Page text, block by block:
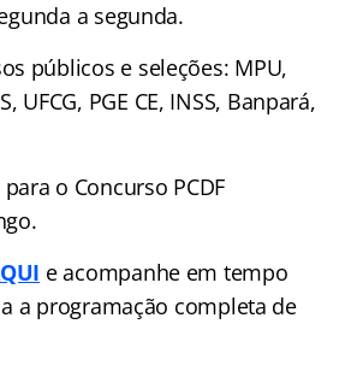
a segunda.
públicos e seleções: MPU,
UFCG, PGE CE, INSS, Banpará,
o Concurso PCDF
e acompanhe em tempo
a programação completa de